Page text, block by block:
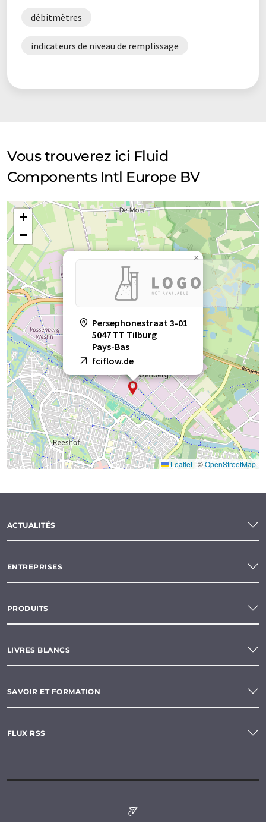
débitmètres
indicateurs de niveau de remplissage
Vous trouverez ici Fluid
Components Intl Europe BV
Persephonestraat 3-01
5047 TT Tilburg
Pays-Bas
fciflow.de
×
+
−
Leaflet | ©OpenStreetMap
ACTUALITÉS
ENTREPRISES
PRODUITS
LIVRES BLANCS
SAVOIR ET FORMATION
FLUX RSS